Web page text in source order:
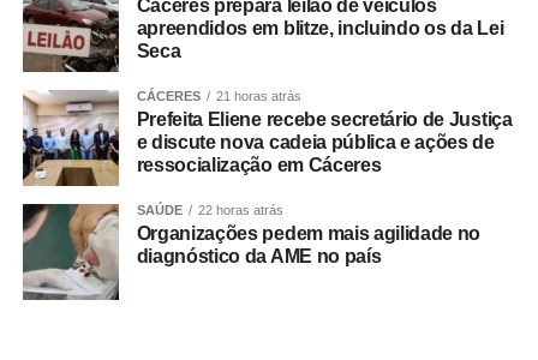
No dia 27 de junho, o Sindicato dos Rodoviários ajuizou
o dissídio coletivo de greve e de natureza econômica. Na
concedeu liminar autorizando o início da paralisação.
Determinou a manutenção de, no mínimo, 50% da frota
operacional em cada linha e itinerário, sob pena de multa
de R$ 50 mil em caso de descumprimento da medida.
Dois dias depois, no dia 29 de junho, os rodoviários do
município do Rio de Janeiro iniciaram a paralisação. No
Cáceres prepara leilão de veículos
apreendidos em blitze, incluindo os da Lei
Seca
CÁCERES 21 horas atrás
Prefeita Eliene recebe secretário de Justiça
e discute nova cadeia pública e ações de
ressocialização em Cáceres
SAÚDE 22 horas atrás
Organizações pedem mais agilidade no
diagnóstico da AME no país